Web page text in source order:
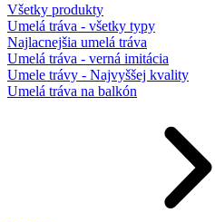
Všetky produkty
Umelá tráva - všetky typy
Najlacnejšia umelá tráva
Umelá tráva - verná imitácia
Umele trávy - Najvyššej kvality
Umelá tráva na balkón